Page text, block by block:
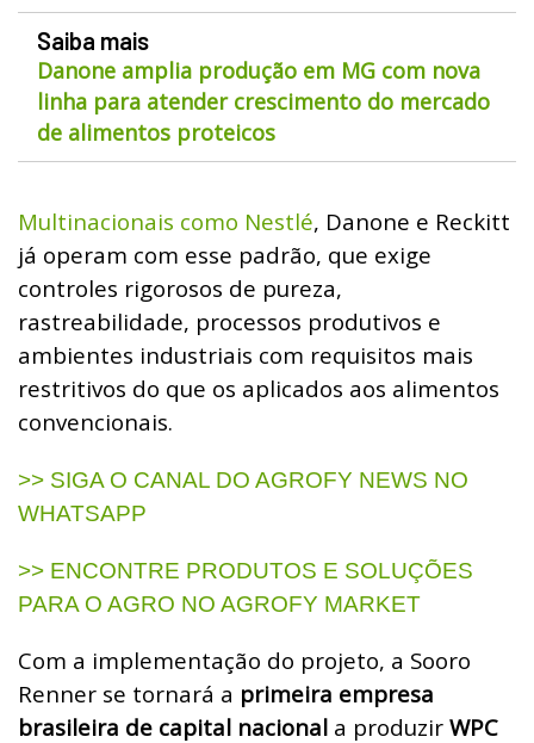
Saiba mais
Danone amplia produção em MG com nova
linha para atender crescimento do mercado
de alimentos proteicos
Multinacionais como Nestlé, Danone e Reckitt
já operam com esse padrão, que exige
controles rigorosos de pureza,
rastreabilidade, processos produtivos e
ambientes industriais com requisitos mais
restritivos do que os aplicados aos alimentos
convencionais.
>> SIGA O CANAL DO AGROFY NEWS NO
WHATSAPP
>> ENCONTRE PRODUTOS E SOLUÇÕES
PARA O AGRO NO AGROFY MARKET
Com a implementação do projeto, a Sooro
Renner se tornará a primeira empresa
brasileira de capital nacional a produzir WPC